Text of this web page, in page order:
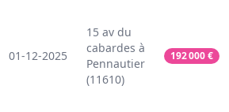
01-12-2025
15 av du
cabardes à
Pennautier
(11610)
192 000€